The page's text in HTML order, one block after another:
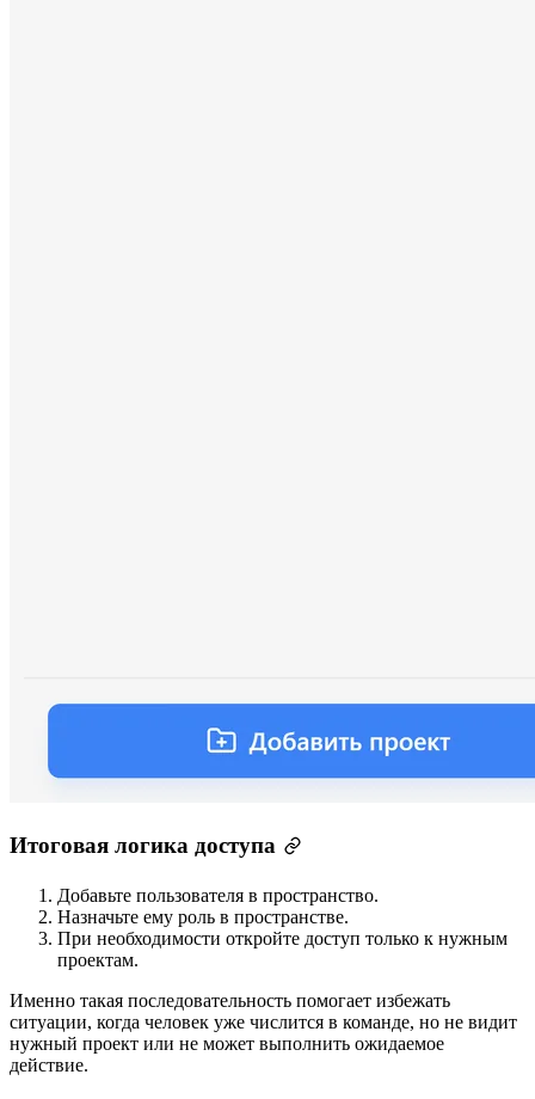
Итоговая логика доступа
Добавьте пользователя в пространство.
Назначьте ему роль в пространстве.
При необходимости откройте доступ только к нужным
проектам.
Именно такая последовательность помогает избежать
ситуации, когда человек уже числится в команде, но не видит
нужный проект или не может выполнить ожидаемое
действие.